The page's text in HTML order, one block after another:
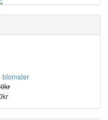
blomster